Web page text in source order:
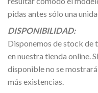
pidas antes sólo una
DISPONIBILIDAD:
Disponemos de stock de
en nuestra tienda online.
disponible no se
más existencias.